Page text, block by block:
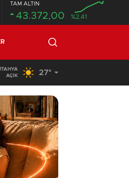
TAM ALTIN
43.372,00 %2,41
AÇIK
27°